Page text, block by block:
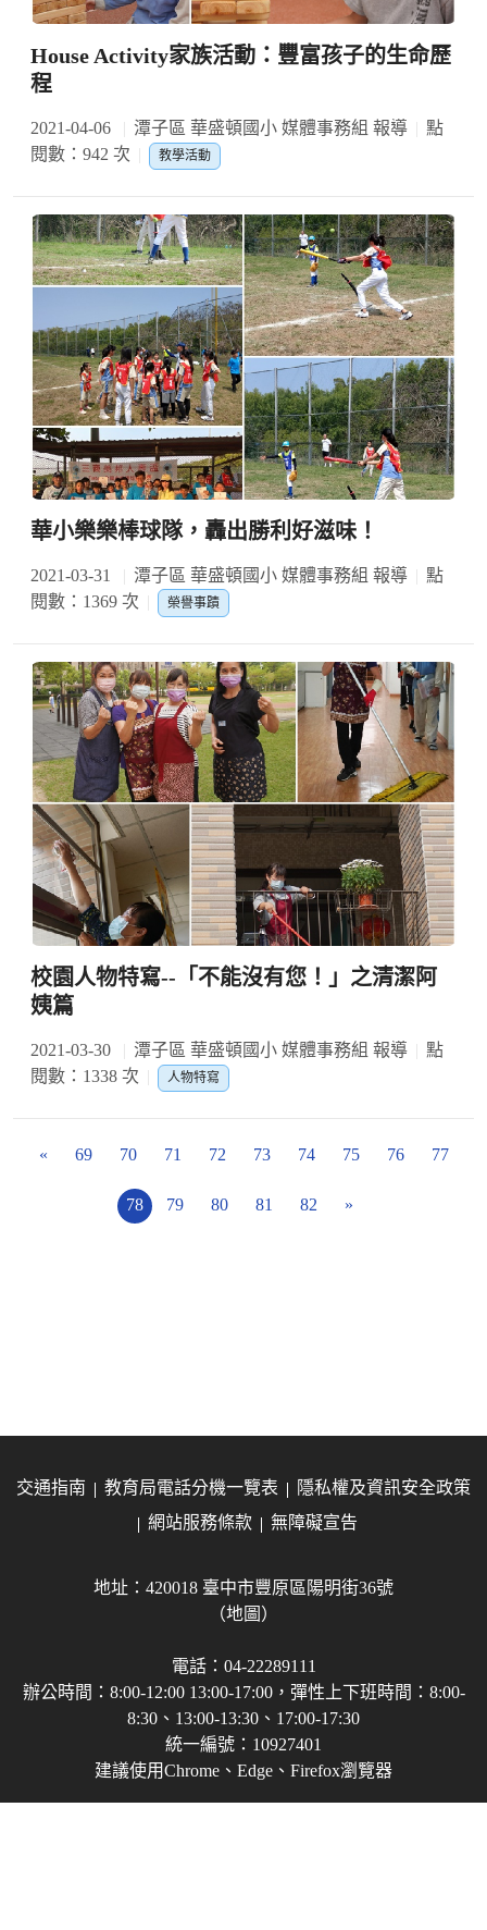
House Activity家族活動：豐富孩子的生命歷
程
2021-04-06 潭子區 華盛頓國小 媒體事務組 報導
點
閱數：942 次
教學活動
華小樂樂棒球隊，轟出勝利好滋味！
2021-03-31 潭子區 華盛頓國小 媒體事務組 報導
點
閱數：1369 次
榮譽事蹟
校園人物特寫--「不能沒有您！」之清潔阿
姨篇
2021-03-30 潭子區 華盛頓國小 媒體事務組 報導
點
閱數：1338 次
人物特寫
« 69 70 71 72 73 74 75 76 77
78 79 80 81 82 »
交通指南 教育局電話分機一覽表
隱私權及資訊安全政策
網站服務條款
無障礙宣告
地址：420018 臺中市豐原區陽明街36號
（地圖）
電話：04-22289111
辦公時間：8:00-12:00 13:00-17:00，彈性上下班時間：8:00-
8:30、13:00-13:30、17:00-17:30
統一編號：10927401
建議使用Chrome、Edge、Firefox瀏覽器